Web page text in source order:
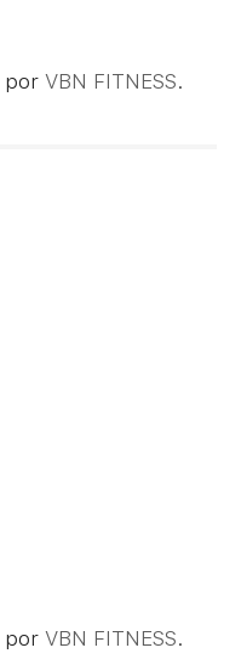
porVBN FITNESS.
porVBN FITNESS.